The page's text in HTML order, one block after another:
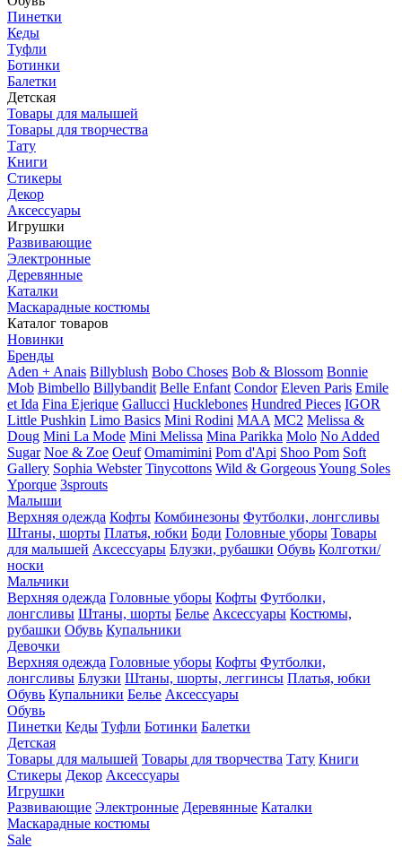
Пинетки
Кеды
Туфли
Ботинки
Балетки
Детская
Товары для малышей
Товары для творчества
Тату
Книги
Стикеры
Декор
Аксессуары
Игрушки
Развивающие
Электронные
Деревянные
Каталки
Маскарадные костюмы
Каталог товаров
Новинки
Бренды
Aden + Anais Billyblush Bobo Choses Bob & Blossom Bonnie
Mob Bimbello Billybandit Belle Enfant Condor Eleven Paris Emile
et Ida Fina Ejerique Gallucci Hucklebones Hundred Pieces IGOR
Little Pushkin Limo Basics Mini Rodini MAA MC2 Melissa &
Doug Mini La Mode Mini Melissa Mina Parikka Molo No Added
Sugar Noe & Zoe Oeuf Omamimini Pom d'Api Shoo Pom Soft
Gallery Sophia Webster Tinycottons Wild & GorgeousYoung Soles
Yporque 3sprouts
Малыши
Верхняя одежда Кофты Комбинезоны Футболки, лонгсливы
Штаны, шорты Платья, юбки Боди Головные уборы Товары
для малышей Аксессуары Блузки, рубашки Обувь Колготки/
носки
Мальчики
Верхняя одежда Головные уборы Кофты Футболки,
лонгсливы Штаны, шорты Белье Аксессуары Костюмы,
рубашки Обувь Купальники
Девочки
Верхняя одежда Головные уборы Кофты Футболки,
лонгсливы Блузки Штаны, шорты, леггинсы Платья, юбки
Обувь Купальники Белье Аксессуары
Обувь
Пинетки Кеды Туфли Ботинки Балетки
Детская
Товары для малышей Товары для творчества Тату Книги
Стикеры Декор Аксессуары
Игрушки
Развивающие Электронные Деревянные Каталки
Маскарадные костюмы
Sale